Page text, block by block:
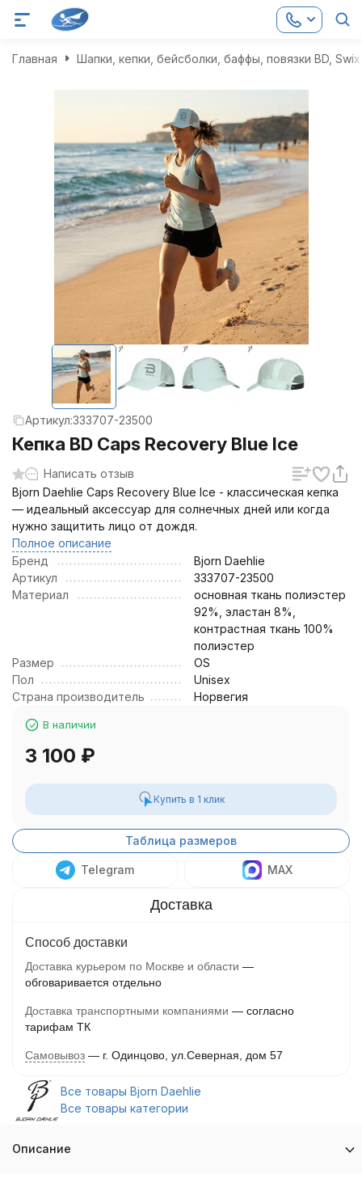
Главная Шапки, кепки, бейсболки, баффы, повязки BD,
Артикул:333707-23500
Кепка BD Caps Recovery Blue Ice
Написать отзыв
Bjorn Daehlie Caps Recovery Blue Ice - классическая кепка
— идеальный аксессуар для солнечных дней или когда
нужно защитить лицо от дождя.
Полное описание
Бренд
Bjorn Daehlie
Артикул
333707-23500
Материал
основная ткань полиэстер
92%, эластан 8%,
контрастная ткань 100%
полиэстер
Размер
OS
Пол
Unisex
Страна производитель
Норвегия
В наличии
3 100 ₽
Купить в 1 клик
Таблица размеров
Telegram MAX
Способ доставки
Доставка курьером по Москве и области
обговаривается отдельно
Доставка транспортными компаниями
согласно
тарифам ТК
Самовывоз г. Одинцово, ул.Северная, дом 57
Все товары Bjorn Daehlie
Все товары категории
Описание